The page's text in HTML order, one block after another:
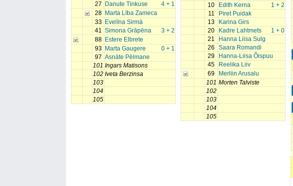
27
4 + 1
Danute Tinkuse
28
Marta Lība Zameca
33
Evelīna Sirmā
41
3 + 2
Simona Grāpēna
88
Estere Elbrete
93
0 + 1
Marta Gaugere
97 Asnāte Pēlmane
101 Ingars Matisons
102 Iveta Berzinsa
103
104
105
10
1 + 2
Edith Kerna
11
Piret Puidak
13
Karina Girs
20
1 + 0
Kadre Lahtmets
21
Hanna Liisa Sulg
26
Saara Romandi
29
Hanna-Liisa Õispuu
45
Reelika Liiv
69
Merliin Arusalu
101 Morten Talviste
102
103
104
105